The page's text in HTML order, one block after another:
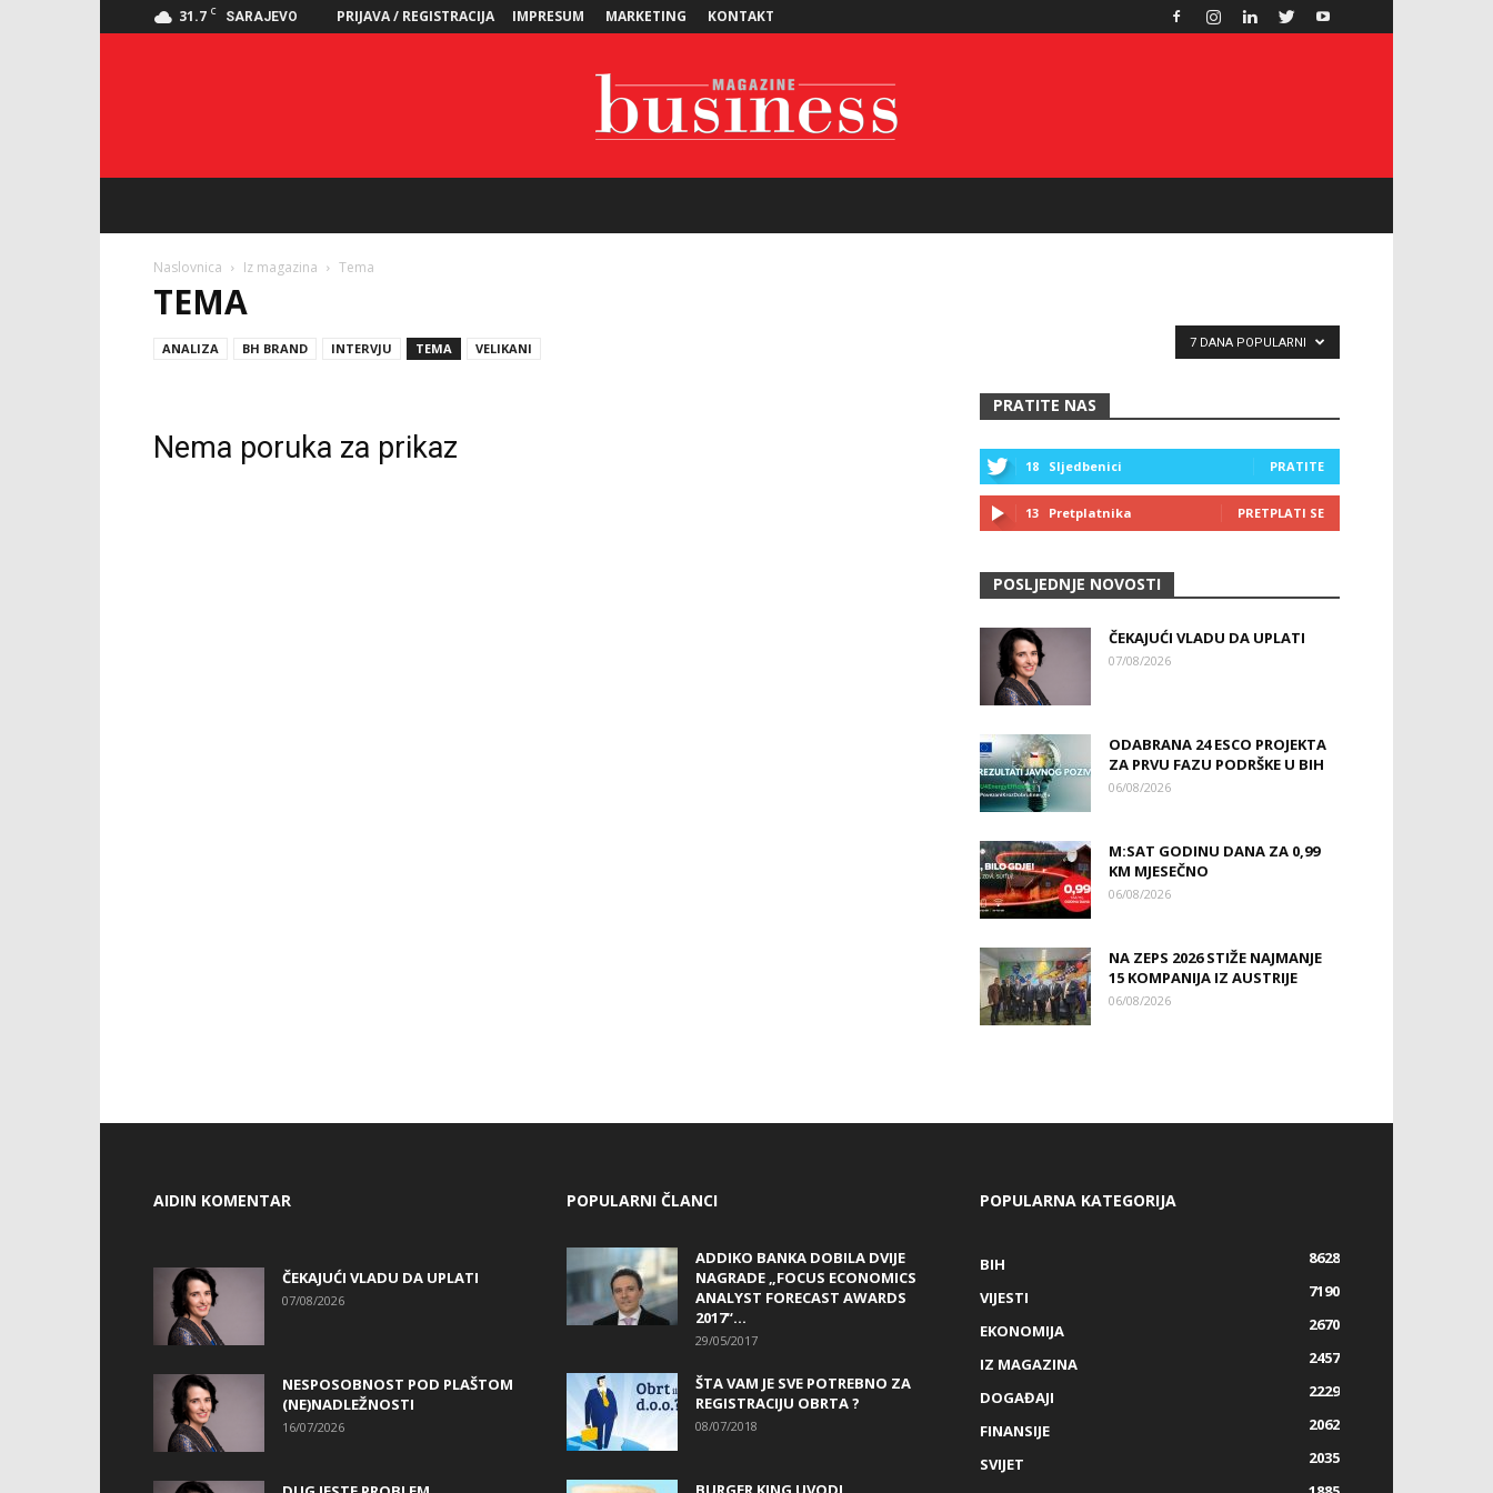
31.7 C SARAJEVO PRIJAVA / REGISTRACIJA IMPRESUM MARKETING KONTAKT
Naslovnica Iz magazina Tema
TEMA
ANALIZA BH BRAND INTERVJU TEMA VELIKANI 7 DANA POPULARNI
Nema poruka za prikaz
PRATITE NAS
18 Sljedbenici PRATITE
13 Pretplatnika PRETPLATI SE
POSLJEDNJE NOVOSTI
ČEKAJUĆI VLADU DA UPLATI
07/08/2026
ODABRANA 24 ESCO PROJEKTA
ZA PRVU FAZU PODRŠKE U BIH
06/08/2026
M:SAT GODINU DANA ZA 0,99
KM MJESEČNO
06/08/2026
NA ZEPS 2026 STIŽE NAJMANJE
15 KOMPANIJA IZ AUSTRIJE
06/08/2026
AIDIN KOMENTAR
ČEKAJUĆI VLADU DA UPLATI
07/08/2026
NESPOSOBNOST POD PLAŠTOM
(NE)NADLEŽNOSTI
16/07/2026
POPULARNI ČLANCI
ADDIKO BANKA DOBILA DVIJE
NAGRADE „FOCUS ECONOMICS
ANALYST FORECAST AWARDS
2017“...
29/05/2017
ŠTA VAM JE SVE POTREBNO ZA
REGISTRACIJU OBRTA ?
08/07/2018
POPULARNA KATEGORIJA
BIH
8628
VIJESTI
7190
EKONOMIJA
2670
IZ MAGAZINA
2457
DOGAĐAJI
2229
FINANSIJE
2062
SVIJET
2035